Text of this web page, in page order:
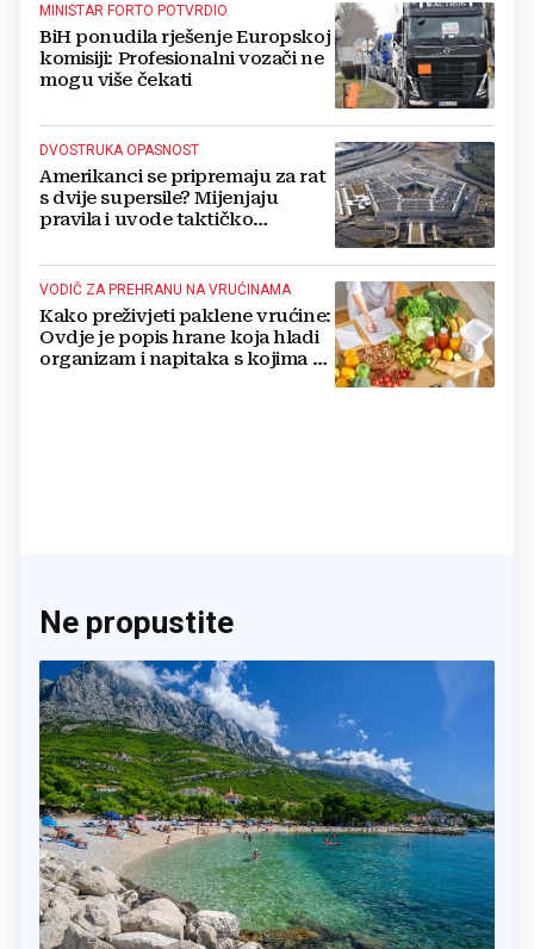
MINISTAR FORTO POTVRDIO
BiH ponudila rješenje Europskoj
komisiji: Profesionalni vozači ne
mogu više čekati
DVOSTRUKA OPASNOST
Amerikanci se pripremaju za rat
s dvije supersile? Mijenjaju
pravila i uvode taktičko
VODIČ ZA PREHRANU NA VRUĆINAMA
Kako preživjeti paklene vrućine:
Ovdje je popis hrane koja hladi
organizam i napitaka s kojima si
Ne propustite